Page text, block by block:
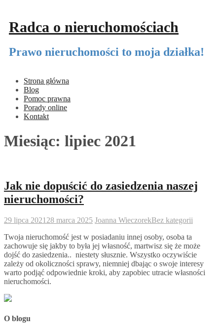
treści
Radca o nieruchomościach
Prawo nieruchomości to moja działka!
Strona główna
Blog
Pomoc prawna
Porady online
Kontakt
Miesiąc: lipiec 2021
Jak nie dopuścić do zasiedzenia naszej
nieruchomości?
29 lipca 2021 28 marca 2025 Joanna WieczorekBez kategorii
Twoja nieruchomość jest w posiadaniu innej osoby, osoba ta
zachowuje się jakby to była jej własność, martwisz się że może
dojść do zasiedzenia.. niestety słusznie. Wszystko oczywiście
zależy od okoliczności sprawy, niemniej dbając o swoje interesy
warto podjąć odpowiednie kroki, aby zapobiec utracie własności
nieruchomości.
O blogu